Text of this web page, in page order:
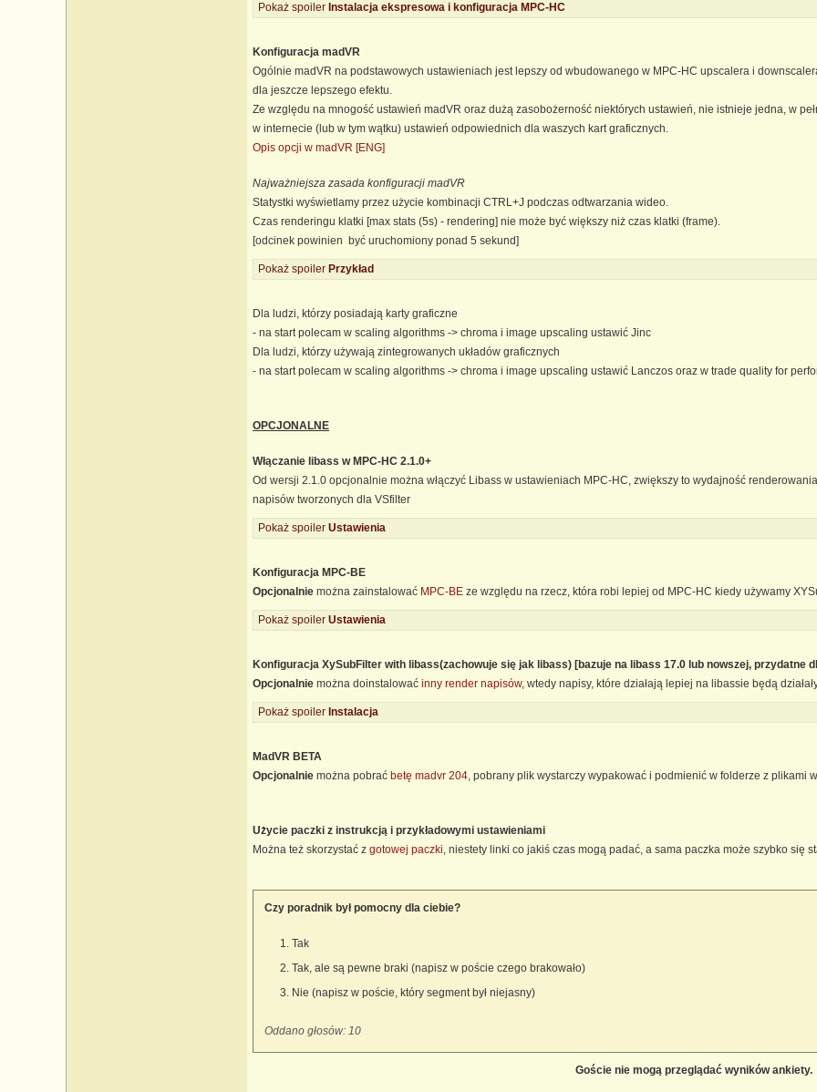
Pokaż spoiler Instalacja ekspresowa i konfiguracja MPC-HC
Konfiguracja madVR
Ogólnie madVR na podstawowych ustawieniach jest lepszy od wbudowanego w MPC-HC upscalera i
dla jeszcze lepszego efektu.
Ze względu na mnogość ustawień madVR oraz dużą zasobożerność niektórych ustawień, nie istnieje jedna, w
w internecie (lub w tym wątku) ustawień odpowiednich dla waszych kart graficznych.
Opis opcji w madVR [ENG]
Najważniejsza zasada konfiguracji madVR
Statystki wyświetlamy przez użycie kombinacji CTRL+J podczas odtwarzania wideo.
Czas renderingu klatki [max stats (5s) - rendering] nie może być większy niż czas klatki (frame).
[odcinek powinien być uruchomiony ponad 5 sekund]
Pokaż spoiler Przykład
Dla ludzi, którzy posiadają karty graficzne
- na start polecam w scaling algorithms -> chroma i image upscaling ustawić Jinc
Dla ludzi, którzy używają zintegrowanych układów graficznych
- na start polecam w scaling algorithms -> chroma i image upscaling ustawić Lanczos oraz w trade quality for
OPCJONALNE
Włączanie libass w MPC-HC 2.1.0+
Od wersji 2.1.0 opcjonalnie można włączyć Libass w ustawieniach MPC-HC, zwiększy to wydajność
napisów tworzonych dla VSfilter
Pokaż spoiler Ustawienia
Konfiguracja MPC-BE
Opcjonalnie można zainstalować MPC-BE ze względu na rzecz, która robi lepiej od MPC-HC kiedy używamy
Pokaż spoiler Ustawienia
Konfiguracja XySubFilter with libass(zachowuje się jak libass) [bazuje na libass 17.0 lub nowszej, przydatne
Opcjonalnie można doinstalować inny render napisów, wtedy napisy, które działają lepiej na libassie będą
Pokaż spoiler Instalacja
MadVR BETA
Opcjonalnie można pobrać betę madvr 204, pobrany plik wystarczy wypakować i podmienić w folderze z plikami
Użycie paczki z instrukcją i przykładowymi ustawieniami
Można też skorzystać z gotowej paczki, niestety linki co jakiś czas mogą padać, a sama paczka może szybko się
Czy poradnik był pomocny dla ciebie?
Tak
Tak, ale są pewne braki (napisz w poście czego brakowało)
Nie (napisz w poście, który segment był niejasny)
Oddano głosów: 10
Goście nie mogą przeglądać wyników ankiety.